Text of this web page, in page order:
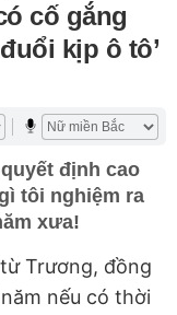
cố gắng
kịp ô tô’
định cao
tôi nghiệm ra
xưa!
Trương, đồng
nếu có thời